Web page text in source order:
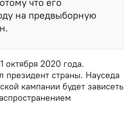
на предвыборную
октября 2020 года.
президент страны. Науседа
кампании будет зависеть